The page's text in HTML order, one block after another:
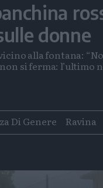
donne
alla fontana:
si ferma: l’ultimo
Di Genere
Ravina